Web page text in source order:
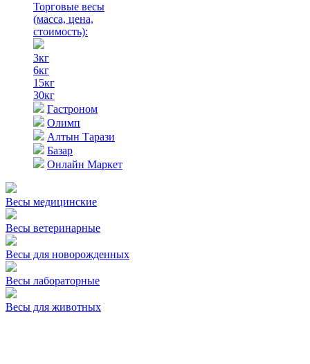
Торговые весы
(масса, цена,
стоимость):
3кг
6кг
15кг
30кг
Гастроном
Олимп
Алтын Тарази
Базар
Онлайн Маркет
Весы медицинские
Весы ветеринарные
Весы для новорожденных
Весы лабораторные
Весы для животных